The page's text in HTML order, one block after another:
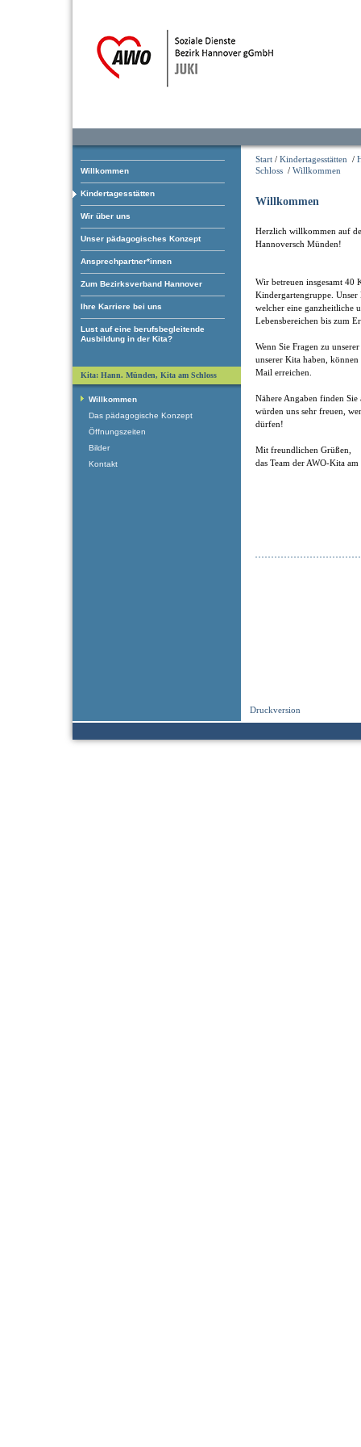
Willkommen
Kindertagesstätten
Wir über uns
Unser pädagogisches Konzept
Ansprechpartner*innen
Zum Bezirksverband Hannover
Ihre Karriere bei uns
Lust auf eine berufsbegleitende
Ausbildung in der Kita?
Start / Kindertagesstätten /
Schloss / Willkommen
Willkommen
Herzlich willkommen auf
Hannoversch Münden!
Wir betreuen insgesamt
Kindergartengruppe. Unser
welcher eine ganzheitliche
Lebensbereichen bis zum
Wenn Sie Fragen zu
unserer Kita haben,
Mail erreichen.
Nähere Angaben finden
würden uns sehr freuen,
dürfen!
Mit freundlichen Grüßen,
das Team der AWO-Kita am
Druckversion
Kita: Hann. Münden, Kita am Schloss
Willkommen
Das pädagogische Konzept
Öffnungszeiten
Bilder
Kontakt